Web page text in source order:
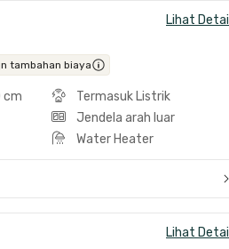
Lihat Detail
tambahan biaya
cm
Termasuk Listrik
Jendela arah luar
Water Heater
Lihat Detail